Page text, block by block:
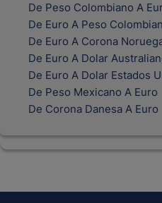
De Peso Colombiano A
De Euro A Peso
De Euro A Corona
De Euro A Dolar
De Euro A Dolar Estados
De Peso Mexicano A Euro
De Corona Danesa A Euro